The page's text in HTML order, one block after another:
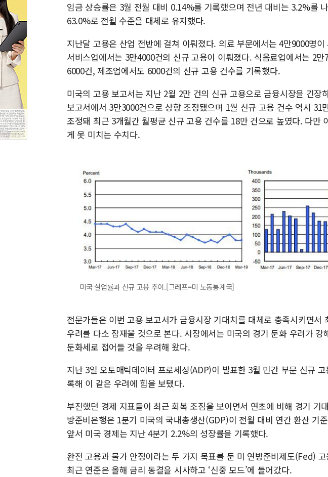
임금 상승률은 3월 전월 대비 0.14%를 기록했으며 전년 대비는 3.2%를
63.0%로 전월 수준을 대체로 유지했다.
지난달 고용은 산업 전반에 걸쳐 이뤄졌다. 의료 부문에서는 4만9000명
서비스업에서는 3만4000건의 신규 고용이 이뤄졌다. 식음료업에서는 2
6000건, 제조업에서도 6000건의 신규 고용 건수를 기록했다.
미국의 고용 보고서는 지난 2월 2만 건의 신규 고용으로 금융시장을 긴장
보고서에서 3만3000건으로 상향 조정됐으며 1월 신규 고용 건수 역시 31
조정돼 최근 3개월간 월평균 신규 고용 건수를 18만 건으로 높였다. 다만
게 못 미치는 수치다.
미국 실업률과 신규 고용 추이.[그레프=미 노동통계국]
전문가들은 이번 고용 보고서가 금융시장 기대치를 대체로 충족시키면서
우려를 다소 잠재울 것으로 본다. 시장에서는 미국의 경기 둔화 우려가
둔화세로 접어들 것을 우려해 왔다.
지난 3일 오토매틱데이터 프로세싱(ADP)이 발표한 3월 민간 부문 신규
록해 이 같은 우려에 힘을 보탰다.
부진했던 경제 지표들이 최근 회복 조짐을 보이면서 연초에 비해 경기 기
방준비은행은 1분기 미국의 국내총생산(GDP)이 전월 대비 연간 환산 기
앞서 미국 경제는 지난 4분기 2.2%의 성장률을 기록했다.
완전 고용과 물가 안정이라는 두 가지 목표를 둔 미 연방준비제도(Fed)
최근 연준은 올해 금리 동결을 시사하고 ‘신중 모드’에 들어갔다.